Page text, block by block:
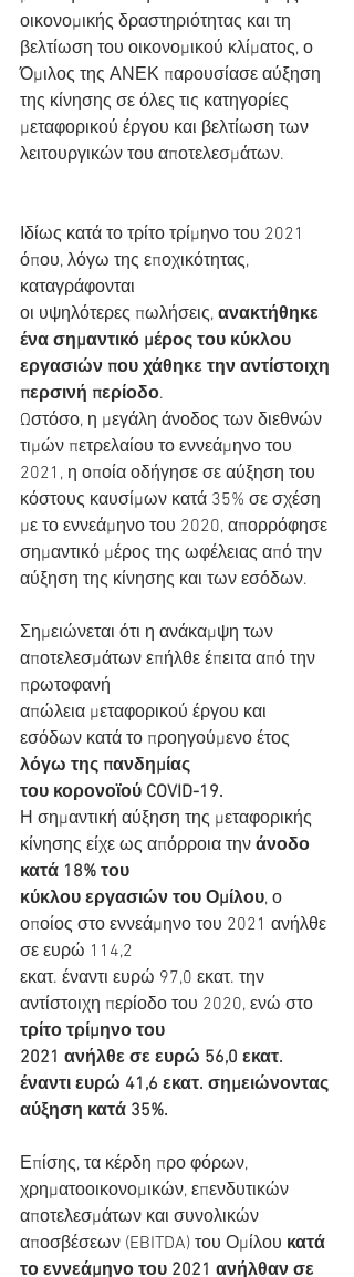
οικονομικής δραστηριότητας και τη
βελτίωση του οικονομικού κλίματος, ο
Όμιλος της ΑΝΕΚ παρουσίασε αύξηση
της κίνησης σε όλες τις κατηγορίες
μεταφορικού έργου και βελτίωση των
λειτουργικών του αποτελεσμάτων.
Ιδίως κατά το τρίτο τρίμηνο του 2021
όπου, λόγω της εποχικότητας,
καταγράφονται
οι υψηλότερες πωλήσεις, ανακτήθηκε
ένα σημαντικό μέρος του κύκλου
εργασιών που χάθηκε την αντίστοιχη
περσινή περίοδο.
Ωστόσο, η μεγάλη άνοδος των διεθνών
τιμών πετρελαίου το εννεάμηνο του
2021, η οποία οδήγησε σε αύξηση του
κόστους καυσίμων κατά 35% σε σχέση
με το εννεάμηνο του 2020, απορρόφησε
σημαντικό μέρος της ωφέλειας από την
αύξηση της κίνησης και των εσόδων.
Σημειώνεται ότι η ανάκαμψη των
αποτελεσμάτων επήλθε έπειτα από την
πρωτοφανή
απώλεια μεταφορικού έργου και
εσόδων κατά το προηγούμενο έτος
λόγω της πανδημίας
του κορονοϊού COVID-19.
Η σημαντική αύξηση της μεταφορικής
κίνησης είχε ως απόρροια την άνοδο
κατά 18% του
κύκλου εργασιών του Ομίλου, ο
οποίος στο εννεάμηνο του 2021 ανήλθε
σε ευρώ 114,2
εκατ. έναντι ευρώ 97,0 εκατ. την
αντίστοιχη περίοδο του 2020, ενώ στο
τρίτο τρίμηνο του
2021 ανήλθε σε ευρώ 56,0 εκατ.
έναντι ευρώ 41,6 εκατ. σημειώνοντας
αύξηση κατά 35%.
Επίσης, τα κέρδη προ φόρων,
χρηματοοικονομικών, επενδυτικών
αποτελεσμάτων και συνολικών
αποσβέσεων (EBITDA) του Ομίλου κατά
το εννεάμηνο του 2021 ανήλθαν σε